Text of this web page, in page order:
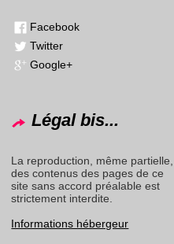
Facebook
Twitter
Google+
Légal bis...
La reproduction, même partielle,
des contenus des pages de ce
site sans accord préalable est
strictement interdite.
Informations hébergeur